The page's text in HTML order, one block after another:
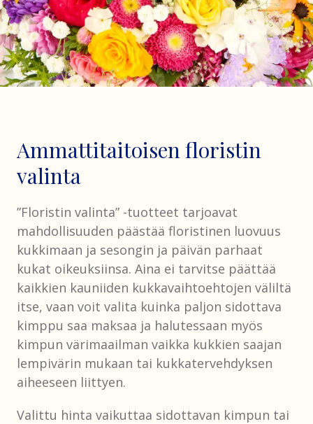
Ammattitaitoisen floristin
valinta
”Floristin valinta” -tuotteet tarjoavat
mahdollisuuden päästää floristinen luovuus
kukkimaan ja sesongin ja päivän parhaat
kukat oikeuksiinsa. Aina ei tarvitse päättää
kaikkien kauniiden kukkavaihtoehtojen väliltä
itse, vaan voit valita kuinka paljon sidottava
kimppu saa maksaa ja halutessaan myös
kimpun värimaailman vaikka kukkien saajan
lempivärin mukaan tai kukkatervehdyksen
aiheeseen liittyen.
Valittu hinta vaikuttaa sidottavan kimpun tai